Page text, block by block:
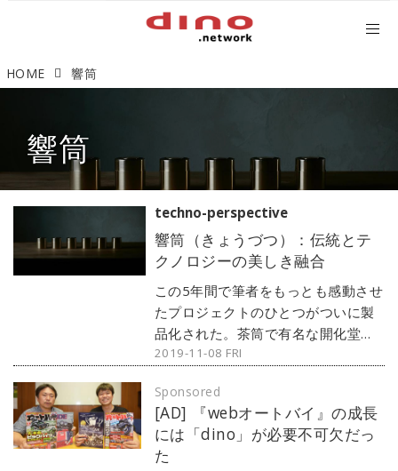
HOME 響筒
響筒
響筒（きょうづつ）：伝統とテ
クノロジーの美しき融合
この5年間で筆者をもっとも感動させ
たプロジェクトのひとつがついに製
品化された。茶筒で有名な開化堂と
パナソニックによるコラボから生ま
「響筒（きょうづつ）」だ。この製
品には、これからの家電製品のあり
方についての大きな示唆が含まれて
いる。
2019-11-08 FRI
techno-perspective
[AD] 『webオートバイ』の成長
には「dino」が必要不可欠だっ
た
Sponsored